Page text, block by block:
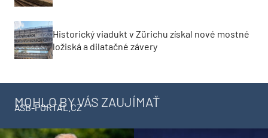
Historický viadukt v Zürichu získal nové mostné
ložiská a dilatačné závery
MOHLO BY VÁS ZAUJÍMAŤ
ASB-PORTAL.CZ